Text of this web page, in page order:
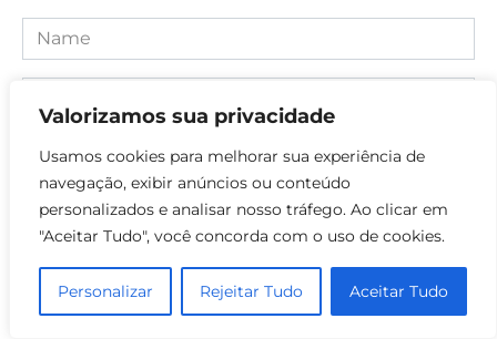
Valorizamos sua privacidade
Usamos cookies para melhorar sua experiência de
navegação, exibir anúncios ou conteúdo
personalizados e analisar nosso tráfego. Ao clicar em
"Aceitar Tudo", você concorda com o uso de cookies.
Personalizar Rejeitar Tudo Aceitar Tudo
Name